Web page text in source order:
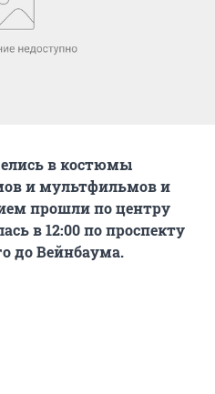
в костюмы
и мультфильмов и
прошли по центру
в 12:00 по проспекту
до Вейнбаума.